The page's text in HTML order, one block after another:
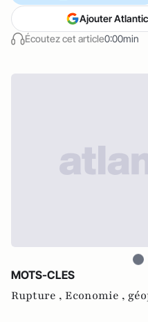
Écoutez cet article0:00min
Ajouter
MOTS-CLES
Rupture , Economie ,